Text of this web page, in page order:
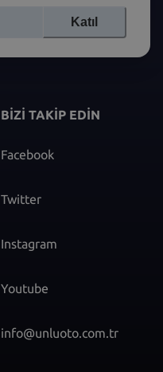
Katıl
BİZİ TAKİP EDİN
Facebook
Twitter
Instagram
Youtube
info@unluoto.com.tr